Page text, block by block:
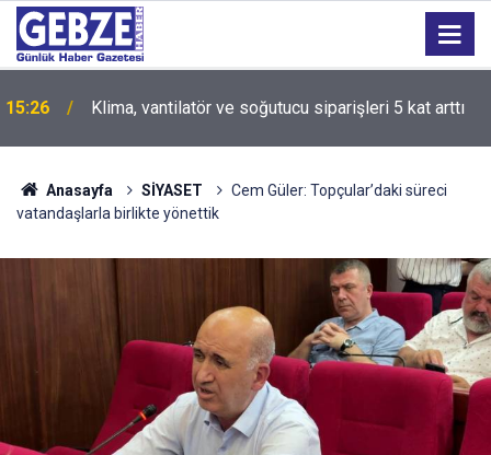
15:25 Teröre 40 yılda toplam 2,3 trilyon dolar harcandı
Anasayfa SİYASET
Cem Güler: Topçular’daki süreci
vatandaşlarla birlikte yönettik